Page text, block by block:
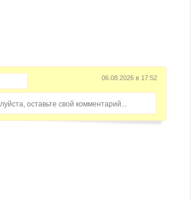
06.08.2026 в 17:52
оставьте свой комментарий...